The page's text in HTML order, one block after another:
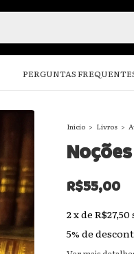
PERGUNTAS
Início > Livros >
R$55,00
2xde R$27,50
5% de